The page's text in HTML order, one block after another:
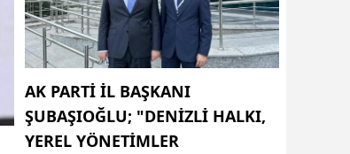
AK PARTI İL BAŞKANI
ŞUBAŞIOĞLU; "DENIZLI HALKI,
YEREL YÖNETIMLER